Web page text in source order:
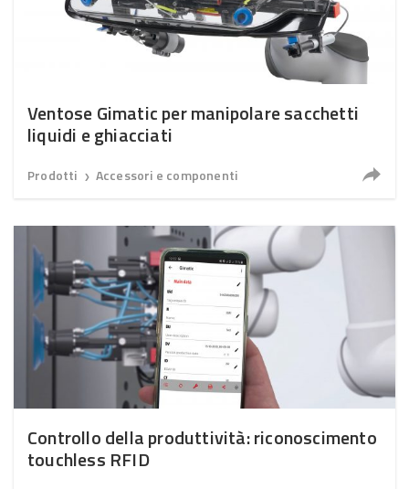
Ventose Gimatic per manipolare sacchetti
liquidi e ghiacciati
Prodotti ❯ Accessori e componenti
Controllo della produttività: riconoscimento
touchless RFID